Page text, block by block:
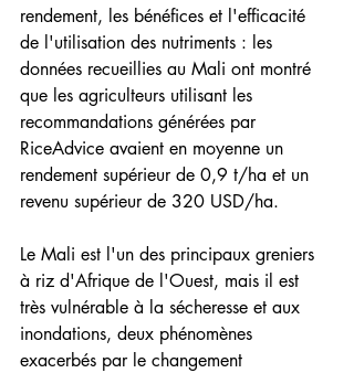
rendement, les bénéfices et l'efficacité
de l'utilisation des nutriments : les
données recueillies au Mali ont montré
que les agriculteurs utilisant les
recommandations générées par
RiceAdvice avaient en moyenne un
rendement supérieur de 0,9 t/ha et un
revenu supérieur de 320 USD/ha.
Le Mali est l'un des principaux greniers
à riz d'Afrique de l'Ouest, mais il est
très vulnérable à la sécheresse et aux
inondations, deux phénomènes
exacerbés par le changement